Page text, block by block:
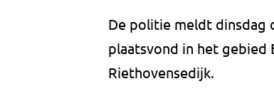
De politie meldt
plaatsvond in het gebied
Riethovensedijk.